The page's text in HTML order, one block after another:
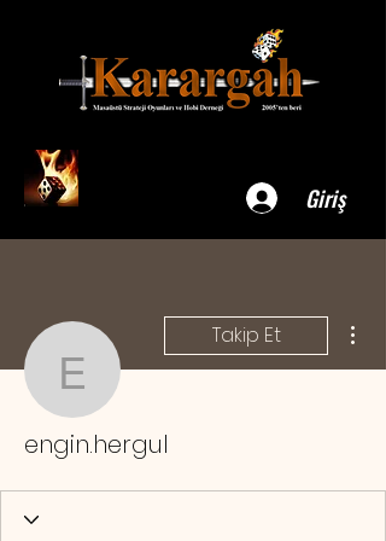
Giriş
engin.hergul
Takip Et
engin.hergul